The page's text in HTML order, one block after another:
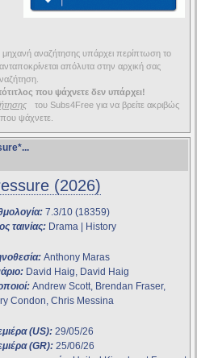
αναζήτησης υπάρχει περίπτωση το
απόλυτα στην αρχική σας
που ψάχνετε δεν υπάρχει!
του Subs4Free για να βρείτε ακριβώς
ψάχνετε.
...
(2026)
7.3/10 (18359)
ταινίας: Drama | History
Anthony Maras
David Haig, David Haig
Andrew Scott, Brendan Fraser,
Condon, Chris Messina
(US): 29/05/26
(GR): 25/06/26